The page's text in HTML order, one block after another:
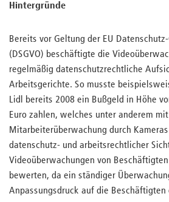
Hintergründe
Bereits vor Geltung der EU
(DSGVO) beschäftigte die
regelmäßig datenschutzrechtliche
Arbeitsgerichte. So musste
Lidl bereits 2008 ein Bußgeld in Höhe
Euro zahlen, welches unter anderem
Mitarbeiterüberwachung durch
datenschutz- und arbeitsrechtlicher
Videoüberwachungen von
bewerten, da ein ständiger
Anpassungsdruck auf die Beschäftigten